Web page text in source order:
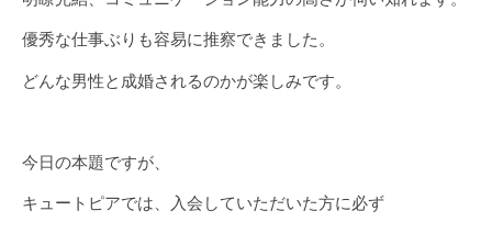
優秀な仕事ぶりも容易に推察できました。
どんな男性と成婚されるのかが楽しみです。
今日の本題ですが、
キュートピアでは、入会していただいた方に必ず